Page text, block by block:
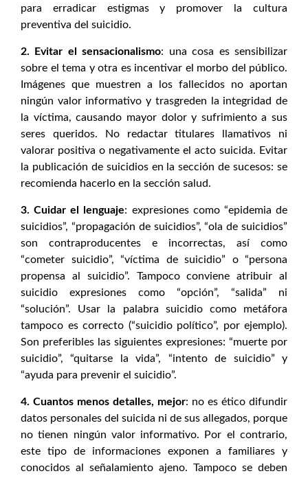
para erradicar estigmas y promover la cultura
preventiva del suicidio.
2. Evitar el sensacionalismo: una cosa es sensibilizar
sobre el tema y otra es incentivar el morbo del público.
Imágenes que muestren a los fallecidos no aportan
ningún valor informativo y trasgreden la integridad de
la víctima, causando mayor dolor y sufrimiento a sus
seres queridos. No redactar titulares llamativos ni
valorar positiva o negativamente el acto suicida. Evitar
la publicación de suicidios en la sección de sucesos: se
recomienda hacerlo en la sección salud.
3. Cuidar el lenguaje: expresiones como “epidemia de
suicidios”, “propagación de suicidios”, “ola de suicidios”
son contraproducentes e incorrectas, así como
“cometer suicidio”, “víctima de suicidio” o “persona
propensa al suicidio”. Tampoco conviene atribuir al
suicidio expresiones como “opción”, “salida” ni
“solución”. Usar la palabra suicidio como metáfora
tampoco es correcto (“suicidio político”, por ejemplo).
Son preferibles las siguientes expresiones: “muerte por
suicidio”, “quitarse la vida”, “intento de suicidio” y
“ayuda para prevenir el suicidio”.
4. Cuantos menos detalles, mejor: no es ético difundir
datos personales del suicida ni de sus allegados, porque
no tienen ningún valor informativo. Por el contrario,
este tipo de informaciones exponen a familiares y
conocidos al señalamiento ajeno. Tampoco se deben